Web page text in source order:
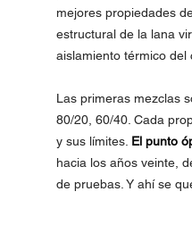
mejores propiedades
estructural de la lana
aislamiento térmico del
Las primeras mezclas
80/20, 60/40. Cada
y sus límites. El punto
hacia los años veinte,
de pruebas. Y ahí se